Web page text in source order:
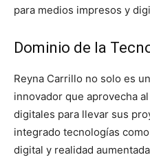
para medios impresos y
Dominio de la
Reyna Carrillo no solo es
innovador que aprovecha
digitales para llevar sus
integrado tecnologías
digital y realidad